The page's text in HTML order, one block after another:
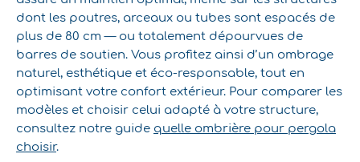
dont les poutres, arceaux ou tubes sont espacés de
plus de 80 cm — ou totalement dépourvues de
barres de soutien. Vous profitez ainsi d’un ombrage
naturel, esthétique et éco-responsable, tout en
optimisant votre confort extérieur. Pour comparer les
modèles et choisir celui adapté à votre structure,
consultez notre guide quelle ombrière pour pergola
choisir.